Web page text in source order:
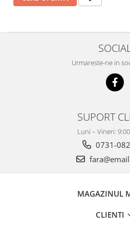
Imprimante si Multifunctionale
Urmareste-ne in
SUPORT
Luni – Vineri:
0731-
MAGAZINUL
CLIENTI